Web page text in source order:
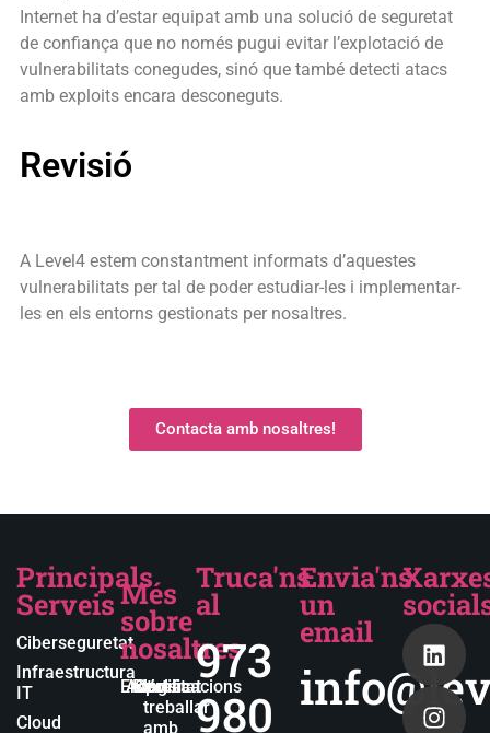
Internet ha d’estar equipat amb una solució de seguretat
de confiança que no només pugui evitar l’explotació de
vulnerabilitats conegudes, sinó que també detecti atacs
amb exploits encara desconeguts.
Revisió
A Level4 estem constantment informats d’aquestes
vulnerabilitats per tal de poder estudiar-les i implementar-
les en els entorns gestionats per nosaltres.
Contacta amb nosaltres!
Principals
Serveis
Ciberseguretat
Infraestructura
IT
Cloud
Més
sobre
nosaltres
Empresa
Actualitat
Blog
Certificacions
Vols
treballar
amb
Truca'ns
al
973
980
Envia'ns
un
email